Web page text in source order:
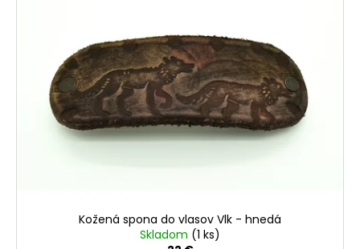
Kožená spona do vlasov Vlk - hnedá
Skladom (1 ks)